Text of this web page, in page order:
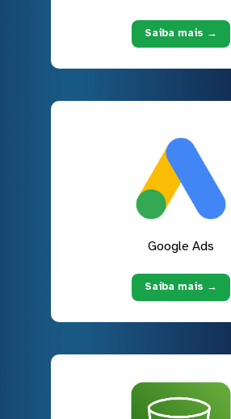
Saiba mais →
Google Ads
Saiba mais →